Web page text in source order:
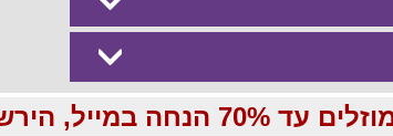
עכשיו בחינם: